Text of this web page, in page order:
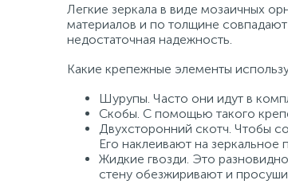
Легкие зеркала в виде мозаичных
материалов и по толщине
недостаточная надежность.
Какие крепежные элементы
Шурупы. Часто они идут в
Скобы. С помощью такого
Двухсторонний скотч. Чтобы
Его наклеивают на
Жидкие гвозди. Это
стену обезжиривают и